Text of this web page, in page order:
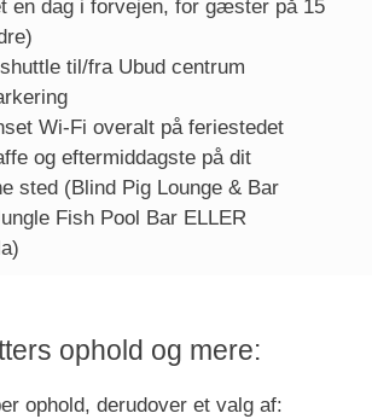
en dag i forvejen, for gæster på 15
til/fra Ubud centrum
Wi-Fi overalt på feriestedet
og eftermiddagste på dit
sted (Blind Pig Lounge & Bar
Fish Pool Bar ELLER
ophold og mere:
ophold, derudover et valg af: